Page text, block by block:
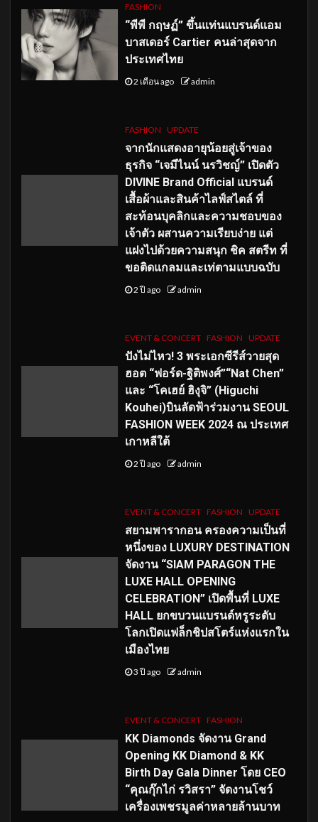
FASHION
“พีพี กฤษฏ์” ขึ้นแท่นแบรนด์แอม
บาสเดอร์ Cartier คนล่าสุดจาก
ประเทศไทย
2 เดือน ago admin
FASHION UPDATE
จากนักแสดงอายุน้อยสู่เจ้าของ
ธุรกิจ “เจมีไนน์ นรวิชญ์” เปิดตัว
DIVINE Brand Official แบรนด์
เสื้อผ้าและสินค้าไลฟ์สไตล์ ที่
สะท้อนบุคลิกและความชอบของ
เจ้าตัว ผสานความเรียบง่าย แต่
แฝงไปด้วยความสนุก ชิค สตรีท ที่
ขอติดแกลมและเท่ตามแบบฉบับ
2 ปี ago admin
EVENT & CONCERT FASHION UPDATE
ปังไม่ไหว! 3 พระเอกซีรีส์วายสุด
ฮอต “ฟอร์ด-ฐิติพงศ์”“Nat Chen”
และ “โคเฮย์ ฮิงุจิ” (Higuchi
Kouhei)บินลัดฟ้าร่วมงาน SEOUL
FASHION WEEK 2024 ณ ประเทศ
เกาหลีใต้
2 ปี ago admin
EVENT & CONCERT FASHION UPDATE
สยามพารากอน ครองความเป็นที่
หนึ่งของ LUXURY DESTINATION
จัดงาน “SIAM PARAGON THE
LUXE HALL OPENING
CELEBRATION” เปิดพื้นที่ LUXE
HALL ยกขบวนแบรนด์หรูระดับ
โลกเปิดแฟล็กชิปสโตร์แห่งแรกใน
เมืองไทย
3 ปี ago admin
EVENT & CONCERT FASHION
KK Diamonds จัดงาน Grand
Opening KK Diamond & KK
Birth Day Gala Dinner โดย CEO
“คุณกุ๊กไก่ รวิสรา” จัดงานโชว์
เครื่องเพชรมูลค่าหลายล้านบาท